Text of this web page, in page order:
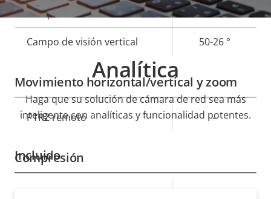
propiedad
propiedad
Campo de visión horizontal 93-47 °
Campo de visión vertical 50-26 °
Movimiento horizontal/vertical y zoom
Descripción
propiedad
Valor de
PTRZ remoto –
Compresión
Analítica
Haga que su solución de cámara de red sea más
inteligente con analíticas y funcionalidad potentes.
Incluido